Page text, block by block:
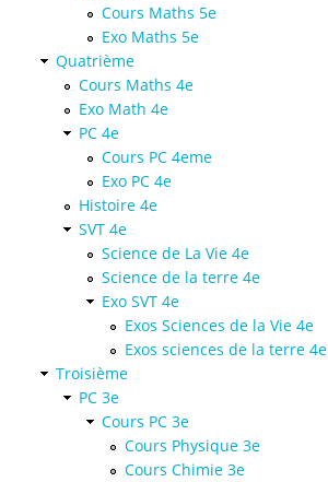
Cours Maths 5e
Exo Maths 5e
Quatrième
Cours Maths 4e
Exo Math 4e
PC 4e
Cours PC 4eme
Exo PC 4e
Histoire 4e
SVT 4e
Science de La Vie 4e
Science de la terre 4e
Exo SVT 4e
Exos Sciences de la Vie 4e
Exos sciences de la terre 4e
Troisième
PC 3e
Cours PC 3e
Cours Physique 3e
Cours Chimie 3e